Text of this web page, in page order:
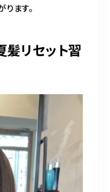
ます。
髪リセット習